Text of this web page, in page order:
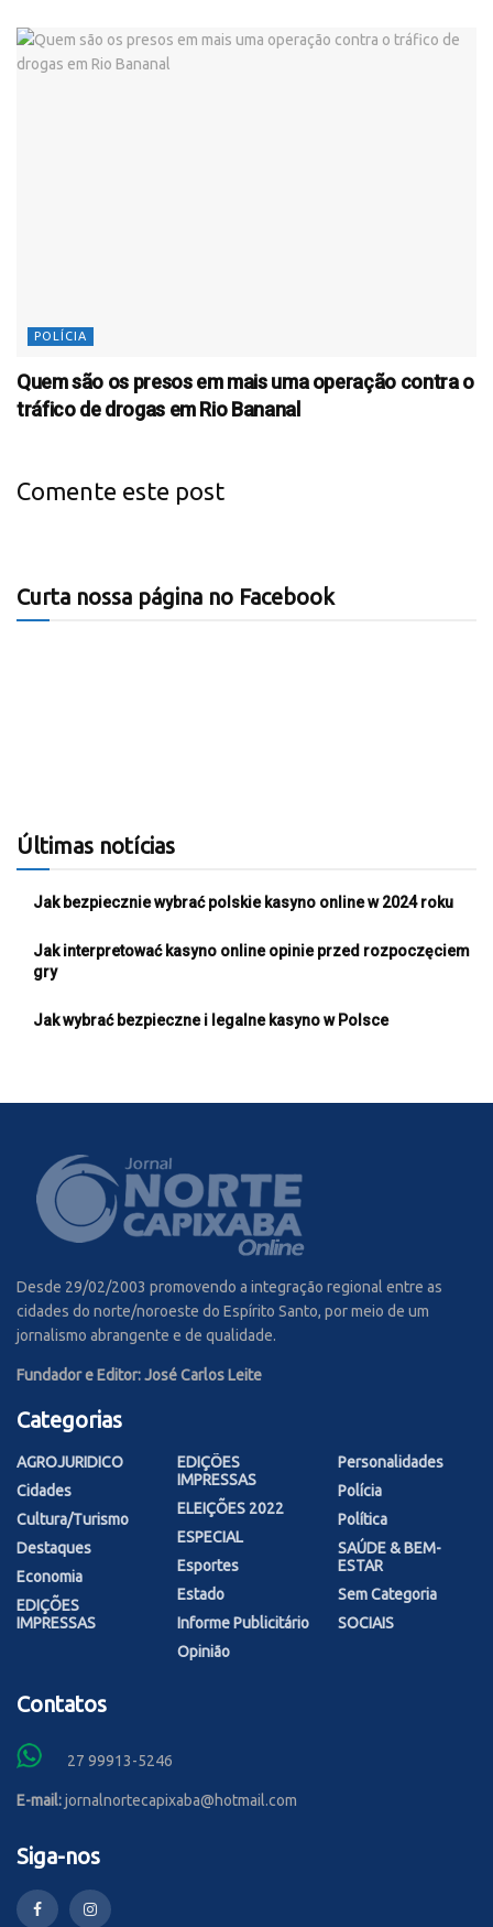
POLÍCIA
Quem são os presos em mais uma operação contra o
tráfico de drogas em Rio Bananal
Comente este post
Curta nossa página no Facebook
Últimas notícias
Jak bezpiecznie wybrać polskie kasyno online w 2024 roku
Jak interpretować kasyno online opinie przed rozpoczęciem
gry
Jak wybrać bezpieczne i legalne kasyno w Polsce
Desde 29/02/2003 promovendo a integração regional entre as
cidades do norte/noroeste do Espírito Santo, por meio de um
jornalismo abrangente e de qualidade.
Fundador e Editor: José Carlos Leite
Categorias
AGROJURIDICO
Cidades
Cultura/Turismo
Destaques
Economia
EDIÇÕES
IMPRESSAS
EDIÇÕES
IMPRESSAS
ELEIÇÕES 2022
ESPECIAL
Esportes
Estado
Informe Publicitário
Opinião
Personalidades
Polícia
Política
SAÚDE & BEM-
ESTAR
Sem Categoria
SOCIAIS
Contatos
27 99913-5246
E-mail:jornalnortecapixaba@hotmail.com
Siga-nos